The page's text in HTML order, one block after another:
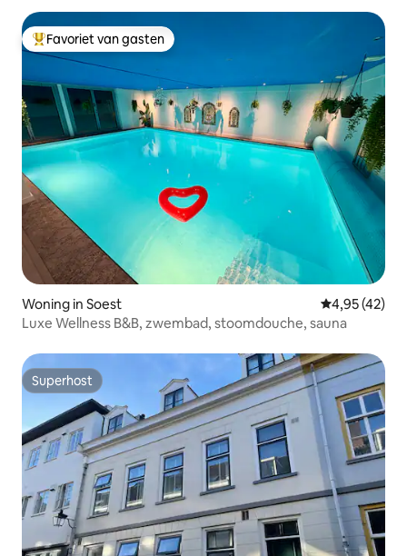
Topfavoriet van gasten
Favoriet van gasten
Woning in Soest Gemiddelde
4,95 (42)
Luxe Wellness B&B, zwembad, stoomdouche, sauna
Superhost
Superhost